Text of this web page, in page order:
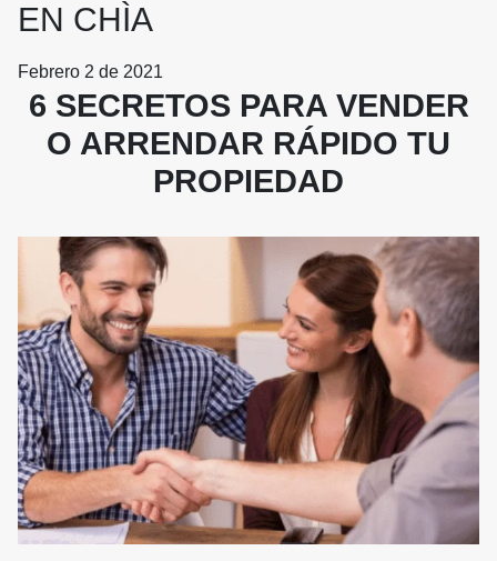
EN CHÌA
Febrero 2 de 2021
6 SECRETOS PARA VENDER
O ARRENDAR RÁPIDO TU
PROPIEDAD